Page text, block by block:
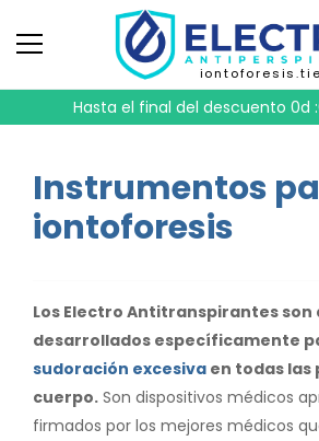
Hasta el final del descuento 0d
Instrumentos
iontoforesis
Los Electro Antitranspirantes son
desarrollados específicamente
sudoración excesiva en todas las
cuerpo. Son dispositivos médicos
firmados por los mejores médicos